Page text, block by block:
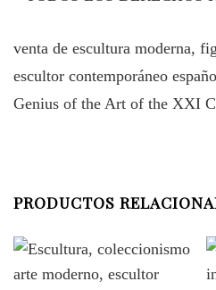
venta de escultura moderna,
escultor contemporáneo
Genius of the Art of the XXI
PRODUCTOS